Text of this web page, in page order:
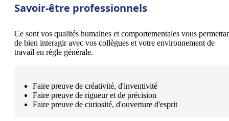
Savoir-être professionnels
Ce sont vos qualités humaines et comportementales vous
de bien interagir avec vos collègues et votre environnement de
travail en règle générale.
Faire preuve de créativité, d'inventivité
Faire preuve de rigueur et de précision
Faire preuve de curiosité, d'ouverture d'esprit